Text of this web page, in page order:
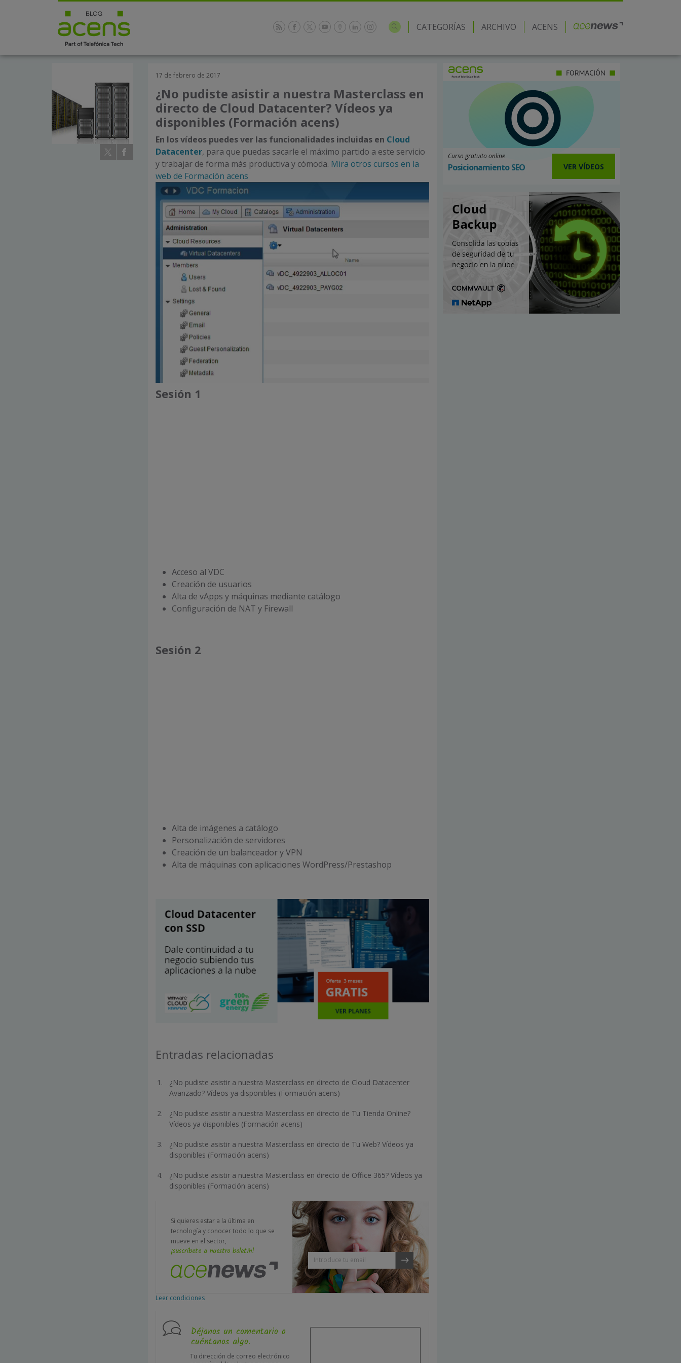
CATEGORÍAS ARCHIVO ACENS
17 de febrero de 2017
¿No pudiste asistir a nuestra Masterclass en
directo de Cloud Datacenter? Vídeos ya
disponibles (Formación acens)
En los vídeos puedes ver las funcionalidades incluidas en Cloud
Datacenter, para que puedas sacarle el máximo partido a este servicio
y trabajar de forma más productiva y cómoda. Mira otros cursos en la
web de Formación acens
Sesión 1
Acceso al VDC
Creación de usuarios
Alta de vApps y máquinas mediante catálogo
Configuración de NAT y Firewall
Sesión 2
Alta de imágenes a catálogo
Personalización de servidores
Creación de un balanceador y VPN
Alta de máquinas con aplicaciones WordPress/Prestashop
Entradas relacionadas
¿No pudiste asistir a nuestra Masterclass en directo de Cloud Datacenter
Avanzado? Vídeos ya disponibles (Formación acens)
¿No pudiste asistir a nuestra Masterclass en directo de Tu Tienda Online?
Vídeos ya disponibles (Formación acens)
¿No pudiste asistir a nuestra Masterclass en directo de Tu Web? Vídeos ya
disponibles (Formación acens)
¿No pudiste asistir a nuestra Masterclass en directo de Office 365? Vídeos ya
disponibles (Formación acens)
Si quieres estar a la última en
tecnología y conocer todo lo que se
mueve en el sector,
¡suscríbete a nuestro boletín!
Leer condiciones
Déjanos un comentario o
cuéntanos algo.
Tu dirección de correo electrónico
Curso gratuito online
Posicionamiento SEO VER VÍDEOS